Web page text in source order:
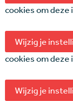
cookies om
Wijzig je
cookies om
Wijzig je